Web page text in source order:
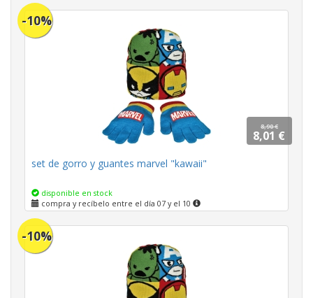
-10%
8,90 €
8,01 €
set de gorro y guantes marvel "kawaii"
disponible en stock
compra y recíbelo entre el día 07 y el 10
-10%